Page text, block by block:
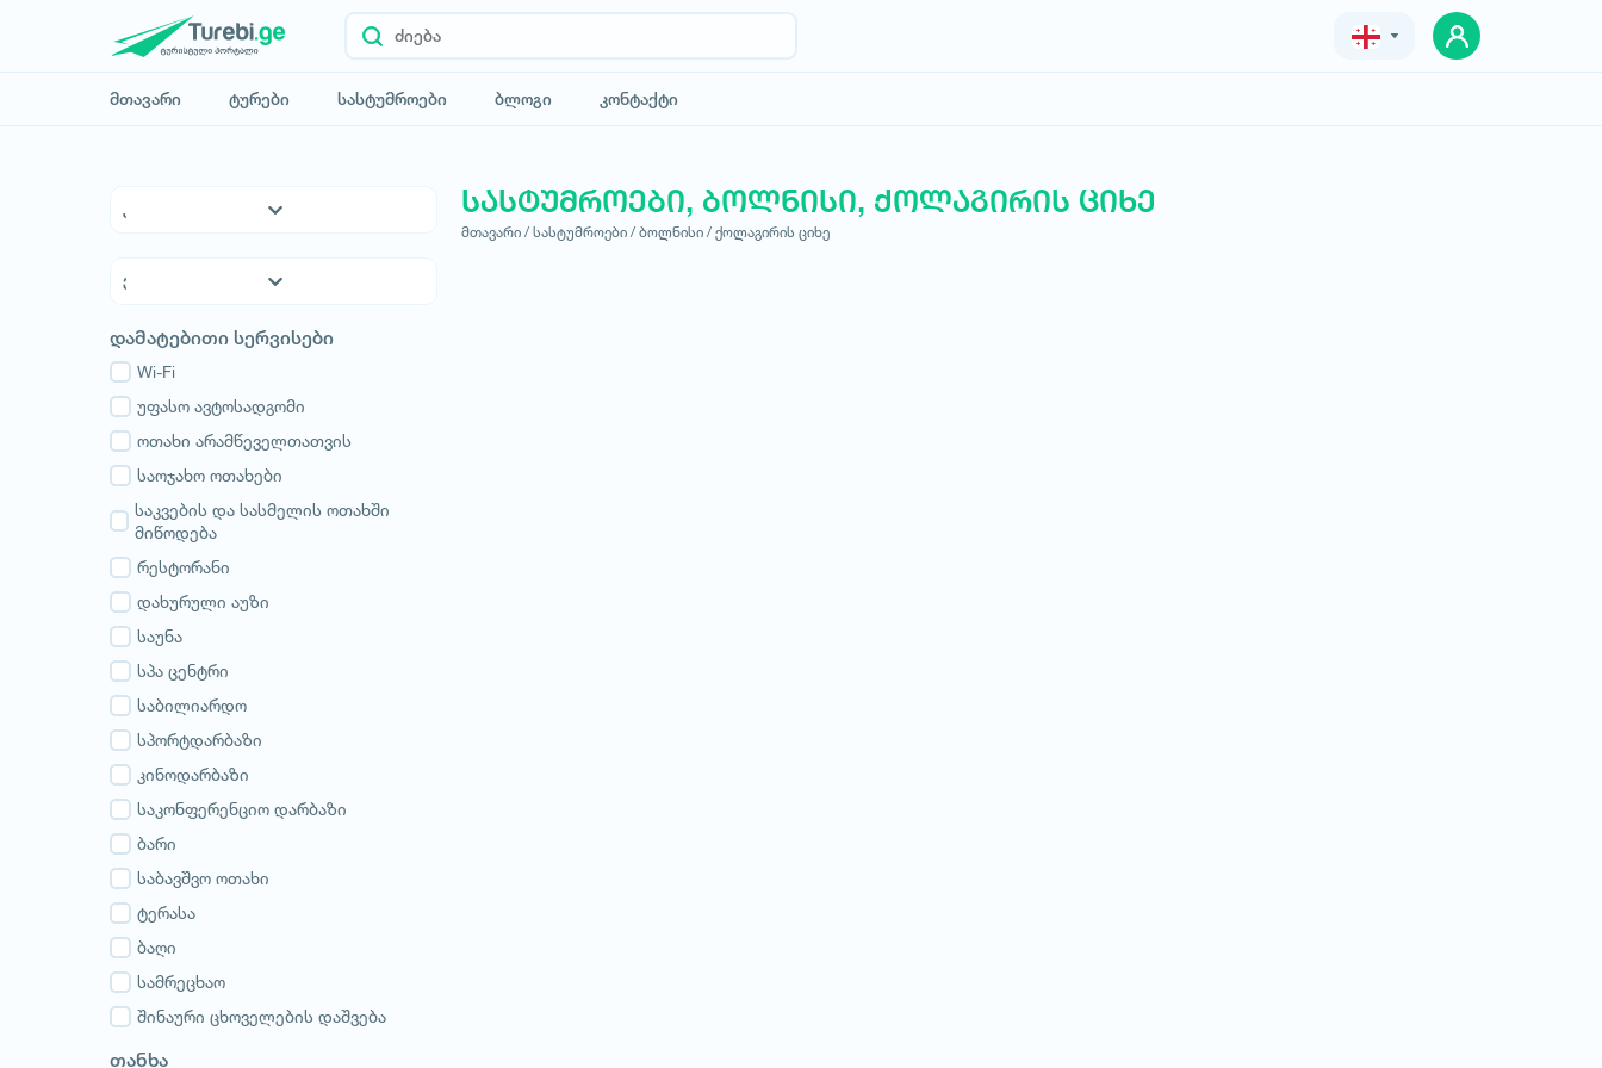
მთავარი ტურები სასტუმროები ბლოგი კონტაქტი
4* სასტუმროები
ჰოსტელები
საოჯახო სასტუმროები
აპარტამენტები
კოტეჯები
კახეთი
თბილისი
მცხეთა-მთიანეთი
შიდა ქართლი
სამცხე-ჯავახეთი
იმერეთი
გურია
სამეგრელო
სვანეთი
რაჭა-ლეჩხუმი
აჭარა
დამატებითი სერვისები
Wi-Fi
უფასო ავტოსადგომი
ოთახი არამწეველთათვის
საოჯახო ოთახები
საკვების და სასმელის ოთახში
მიწოდება
რესტორანი
დახურული აუზი
საუნა
სპა ცენტრი
საბილიარდო
სპორტდარბაზი
კინოდარბაზი
საკონფერენციო დარბაზი
ბარი
საბავშვო ოთახი
ტერასა
ბაღი
სამრეცხაო
შინაური ცხოველების დაშვება
თანხა
სასტუმროები, ბოლნისი, ქოლაგირის ციხე
მთავარი / სასტუმროები / ბოლნისი / ქოლაგირის ციხე